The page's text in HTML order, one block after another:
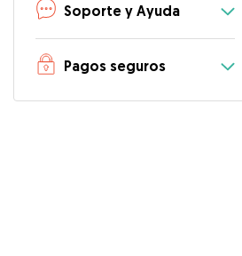
Soporte y Ayuda
Pagos seguros